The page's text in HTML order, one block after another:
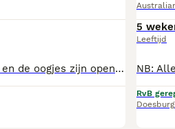
6 prachtige pups geboren, nu 4 weken oud en de oogjes zijn open. (25 juni geboren!) Vanaf 13 augustus mogen wij verhuizen! Beide ouders aanwezig, dekreu merle american bully xl met stamboom, zie mijn andere advertenties. Worden voor vertrek, na de zomervakantie voorzien van paspoort, chip, gezondheidsverklaring. En verhuizen met nestgeur, voeding en riempje. 2 blauwgrijs (1 reu, 1 teefje) 1 isabel merle reu 1 merle reu 2 merle teefjes Alle dieren worden sociaal groot gebracht met kinderen, geiten, grote honden en kleine honden.
5
Leeftijd
RvB
Doesburg